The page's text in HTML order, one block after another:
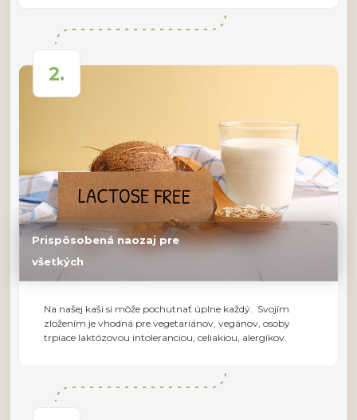
2.
Prispôsobená naozaj pre
všetkých
Na našej kaši si môže pochutnať úplne každý. Svojím
zložením je vhodná pre vegetariánov, vegánov, osoby
trpiace laktózovou intoleranciou, celiakiou, alergikov.